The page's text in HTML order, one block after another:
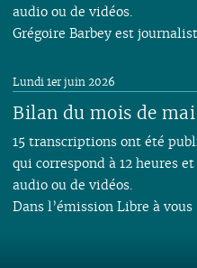
audio ou de vidéos.
Grégoire Barbey est
Bilan du mois de
Lundi 1er juin 2026
15 transcriptions ont été
qui correspond à 12 heures
audio ou de vidéos.
Dans l’émission Libre à